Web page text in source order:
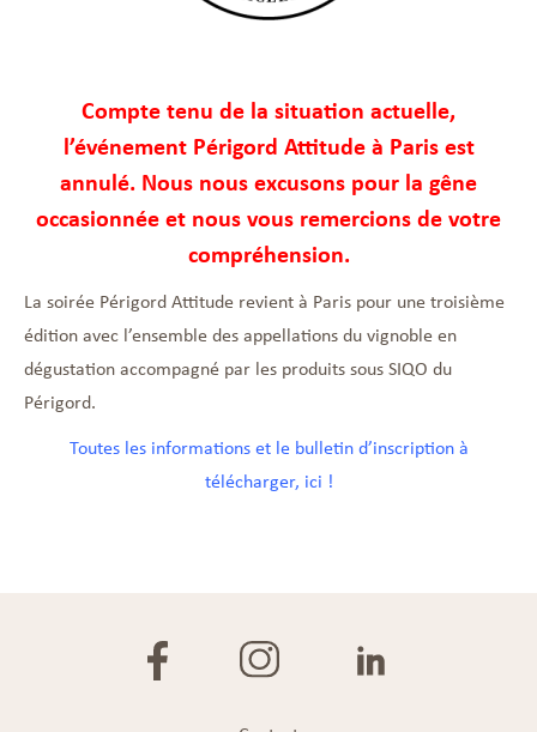
Compte tenu de la situation actuelle,
l’événement Périgord Attitude à Paris est
annulé. Nous nous excusons pour la gêne
occasionnée et nous vous remercions de votre
compréhension.
La soirée Périgord Attitude revient à Paris pour une troisième
édition avec l’ensemble des appellations du vignoble en
dégustation accompagné par les produits sous SIQO du
Périgord.
Toutes les informations et le bulletin d’inscription à
télécharger, ici !